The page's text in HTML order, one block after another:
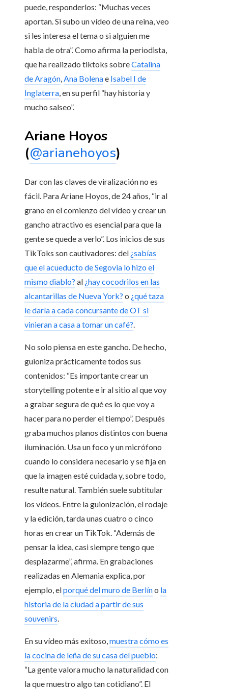
puede, responderlos: “Muchas veces
aportan. Si subo un vídeo de una reina, veo
si les interesa el tema o si alguien me
habla de otra”. Como afirma la periodista,
que ha realizado tiktoks sobreCatalina
de Aragón,Ana Bolenae Isabel I de
Inglaterra, en su perfil “hay historia y
mucho salseo”.
Ariane Hoyos
(@arianehoyos)
Dar con las claves de viralización no es
fácil. Para Ariane Hoyos, de 24 años, “ir al
grano en el comienzo del vídeo y crear un
gancho atractivo es esencial para que la
gente se quede a verlo”. Los inicios de sus
TikToks son cautivadores: del ¿sabías
que el acueducto de Segovia lo hizo el
mismo diablo? al ¿hay cocodrilos en las
alcantarillas de Nueva York? o ¿qué taza
le daría a cada concursante de OT si
vinieran a casa a tomar un café?.
No solo piensa en este gancho. De hecho,
guioniza prácticamente todos sus
contenidos: “Es importante crear un
storytelling potente e ir al sitio al que voy
a grabar segura de qué es lo que voy a
hacer para no perder el tiempo”. Después
graba muchos planos distintos con buena
iluminación. Usa un foco y un micrófono
cuando lo considera necesario y se fija en
que la imagen esté cuidada y, sobre todo,
resulte natural. También suele subtitular
los vídeos. Entre la guionización, el rodaje
y la edición, tarda unas cuatro o cinco
horas en crear un TikTok. “Además de
pensar la idea, casi siempre tengo que
desplazarme”, afirma. En grabaciones
realizadas en Alemania explica, por
ejemplo, elporqué del muro de Berlíno la
historia de la ciudad a partir de sus
souvenirs.
En su vídeo más exitoso,muestra cómo es
la cocina de leña de su casa del pueblo:
“La gente valora mucho la naturalidad con
la que muestro algo tan cotidiano”. El